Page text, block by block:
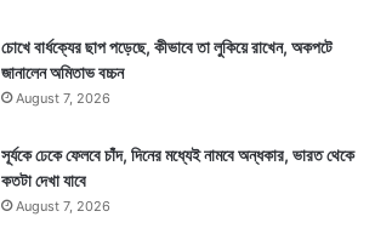
চোখে বার্ধক্যের ছাপ পড়েছে, কীভাবে তা লুকিয়ে রাখেন, অকপটে
জানালেন অমিতাভ বচ্চন
August 7, 2026
সূর্যকে ঢেকে ফেলবে চাঁদ, দিনের মধ্যেই নামবে অন্ধকার, ভারত থেকে
কতটা দেখা যাবে
August 7, 2026